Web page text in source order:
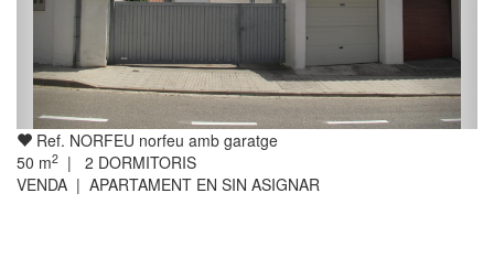
Ref. NORFEU norfeu amb garatge
50 m2 | 2 DORMITORIS
VENDA | APARTAMENT EN SIN ASIGNAR